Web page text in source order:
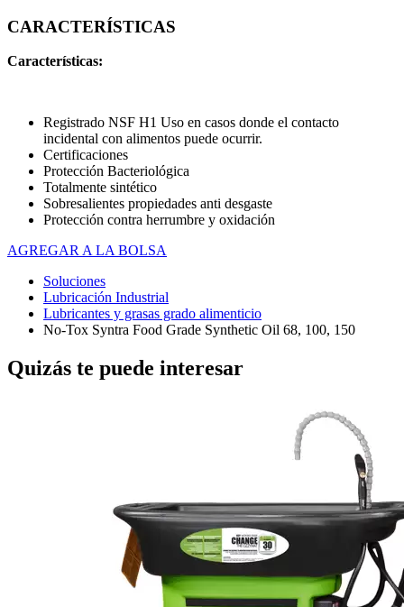
CARACTERÍSTICAS
Características:
Registrado NSF H1 Uso en casos donde el contacto
incidental con alimentos puede ocurrir.
Certificaciones
Protección Bacteriológica
Totalmente sintético
Sobresalientes propiedades anti desgaste
Protección contra herrumbre y oxidación
AGREGAR A LA BOLSA
Soluciones
Lubricación Industrial
Lubricantes y grasas grado alimenticio
No-Tox Syntra Food Grade Synthetic Oil 68, 100, 150
Quizás te puede interesar